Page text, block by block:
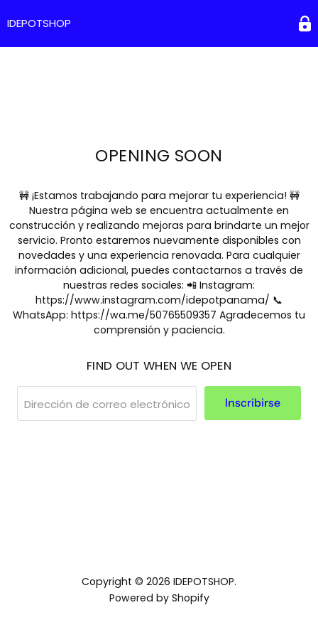
IDEPOTSHOP
OPENING SOON
🚧 ¡Estamos trabajando para mejorar tu experiencia! 🚧
Nuestra página web se encuentra actualmente en
construcción y realizando mejoras para brindarte un mejor
servicio. Pronto estaremos nuevamente disponibles con
novedades y una experiencia renovada. Para cualquier
información adicional, puedes contactarnos a través de
nuestras redes sociales: 📲 Instagram:
https://www.instagram.com/idepotpanama/ 📞
WhatsApp: https://wa.me/50765509357 Agradecemos tu
comprensión y paciencia.
FIND OUT WHEN WE OPEN
Dirección de correo electrónico Inscribirse
Copyright © 2026 IDEPOTSHOP.
Powered by Shopify